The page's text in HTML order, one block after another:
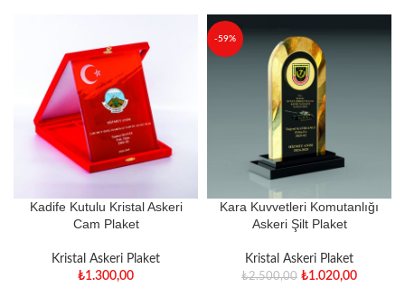
Kadife Kutulu Kristal Askeri
Cam Plaket
Kristal Askeri Plaket
₺1.300,00
-59%
Kara Kuvvetleri Komutanlığı
Askeri Şilt Plaket
Kristal Askeri Plaket
₺2.500,00 ₺1.020,00